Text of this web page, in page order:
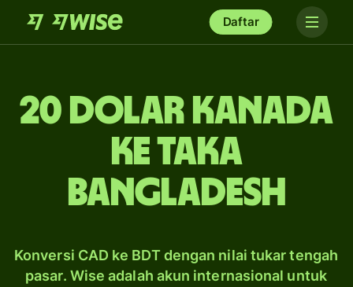
Daftar
20 dolar Kanada
ke taka
Bangladesh
Konversi CAD ke BDT dengan nilai tukar tengah
pasar. Wise adalah akun internasional untuk